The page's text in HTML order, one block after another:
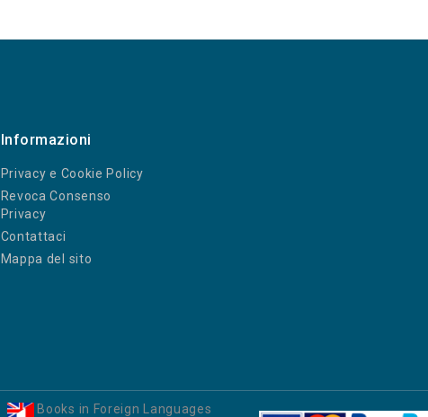
Informazioni
Privacy e Cookie Policy
Revoca Consenso
Privacy
Contattaci
Mappa del sito
Books in Foreign Languages